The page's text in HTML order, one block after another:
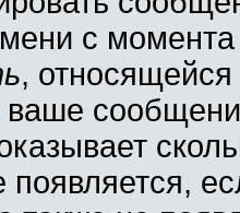
с
,
ваше
появляется,